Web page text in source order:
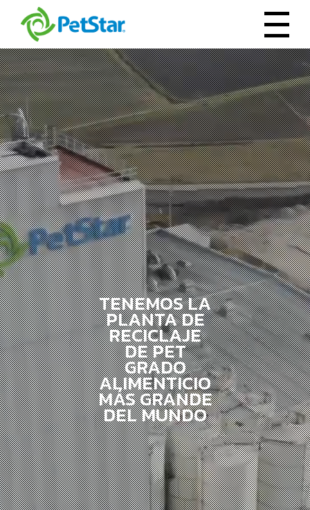
TENEMOS LA
PLANTA DE
RECICLAJE
DE PET
GRADO
ALIMENTICIO
MÁS GRANDE
DEL MUNDO